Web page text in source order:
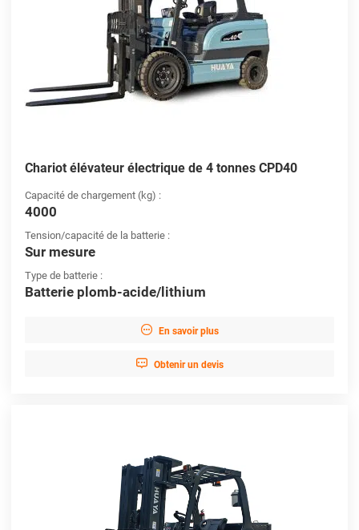
Chariot élévateur électrique de 4 tonnes CPD40
Capacité de chargement (kg) :
4000
Tension/capacité de la batterie :
Sur mesure
Type de batterie :
Batterie plomb-acide/lithium
 En savoir plus
 Obtenir un devis